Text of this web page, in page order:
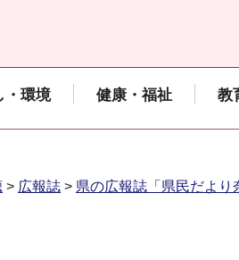
・環境 健康・福祉 教
> 広報誌 > 県の広報誌「県民だより